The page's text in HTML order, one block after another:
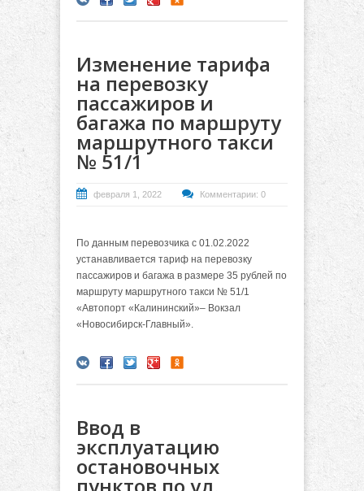
Изменение тарифа
на перевозку
пассажиров и
багажа по маршруту
маршрутного такси
№ 51/1
февраля 1, 2022 Комментарии: 0
По данным перевозчика с 01.02.2022
устанавливается тариф на перевозку
пассажиров и багажа в размере 35 рублей по
маршруту маршрутного такси № 51/1
«Автопорт «Калининский»– Вокзал
«Новосибирск-Главный».
Ввод в
эксплуатацию
остановочных
пунктов по ул.